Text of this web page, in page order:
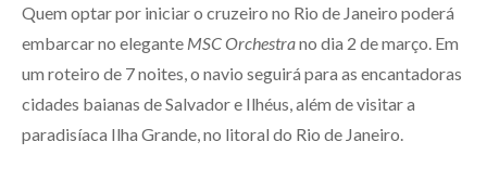
Quem optar por iniciar o cruzeiro no Rio de Janeiro poderá
embarcar no elegante MSC Orchestrano dia 2 de março. Em
um roteiro de 7 noites, o navio seguirá para as encantadoras
cidades baianas de Salvador e Ilhéus, além de visitar a
paradisíaca Ilha Grande, no litoral do Rio de Janeiro.